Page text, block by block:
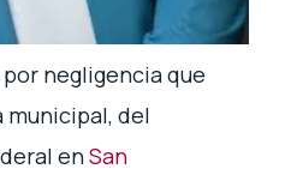
negligencia que
municipal, del
enSan